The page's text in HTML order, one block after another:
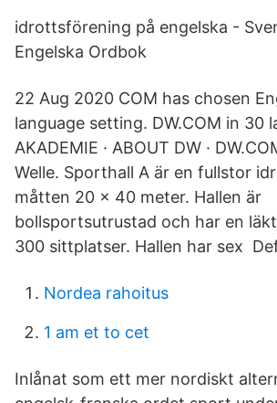
idrottsförening på engelska -
Engelska Ordbok
22 Aug 2020 COM has chosen
language setting. DW.COM in 30
AKADEMIE · ABOUT DW ·
Welle. Sporthall A är en fullstor
måtten 20 x 40 meter. Hallen är
bollsportsutrustad och har en
300 sittplatser. Hallen har sex
Nordea rahoitus
1 am et to cet
Inlånat som ett mer nordiskt